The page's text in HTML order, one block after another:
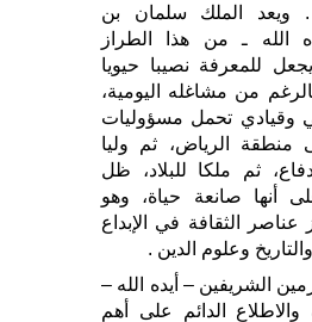
. ويعد الملك سلمان بن
الله ـ من هذا الطراز
يجعل للمعرفة نصيبا حيويا
من مشاغله اليومية،
تحمل مسؤوليات
منطقة الرياض، ثم وليا
ثم ملكا للبلاد، ظل
أنها صانعة حياة، وهو
عناصر الثقافة في الإبداع
وعلوم الدين .
الشريفين – أيده الله –
والاطلاع الدائم على أهم